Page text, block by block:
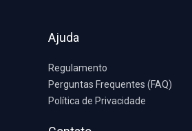
Ajuda
Regulamento
Perguntas Frequentes (FAQ)
Política de Privacidade